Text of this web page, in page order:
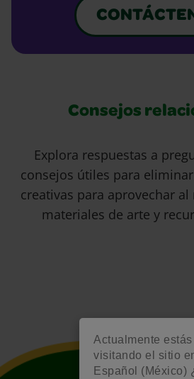
Actualmente estás
visitando el sitio
Español (México)
Consejos
Explora respuestas a
consejos útiles para
creativas para aprovechar
materiales de arte y